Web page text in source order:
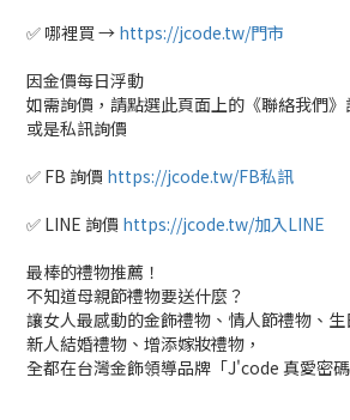
✅ 哪裡買 → https://jcode.tw/門市
因金價每日浮動
如需詢價，請點選此頁面上的《聯絡我們》
或是私訊詢價
✅ FB 詢價 https://jcode.tw/FB私訊
✅ LINE 詢價 https://jcode.tw/加入LINE
最棒的禮物推薦！
不知道母親節禮物要送什麼？
讓女人最感動的金飾禮物、情人節禮物、生
新人結婚禮物、增添嫁妝禮物，
全都在台灣金飾領導品牌「J'code 真愛密碼